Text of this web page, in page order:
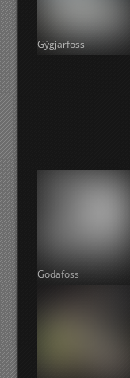
Gýgjarfoss
Godafoss